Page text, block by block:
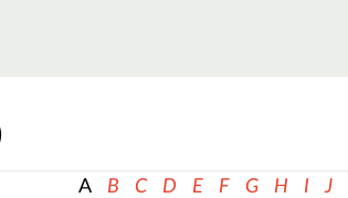
A B C D E F G H I J